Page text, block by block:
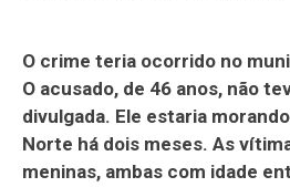
O crime teria ocorrido no
O acusado, de 46 anos, não
divulgada. Ele estaria
Norte há dois meses. As
meninas, ambas com idade